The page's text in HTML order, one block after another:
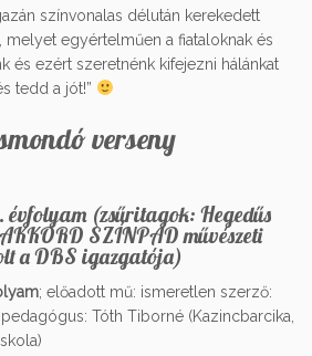
színvonalas délután kerekedett
egyértelműen a fiataloknak és
és ezért szeretnénk kifejezni hálánkat
tedd a jót!”
verseny
(zsűritagok: Hegedűs
SZÍNPAD művészeti
a DBS igazgatója)
; előadott mű: ismeretlen szerző:
Tóth Tiborné (Kazincbarcika,